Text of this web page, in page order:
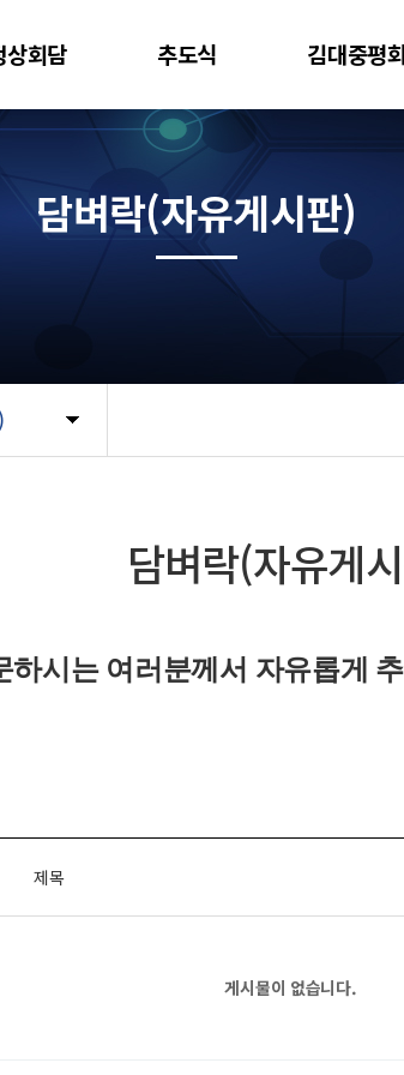
상회담 추도식 김대중평
담벼락(자유게시판)
담벼락(자유게
시는 여러분께서 자유롭게
제목
게시물이 없습니다.